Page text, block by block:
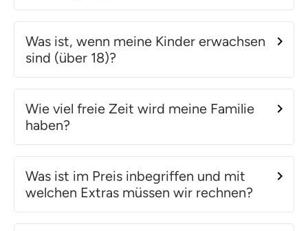
Was ist, wenn meine Kinder erwachsen
sind (über 18)?
Wie viel freie Zeit wird meine Familie
haben?
Was ist im Preis inbegriffen und mit
welchen Extras müssen wir rechnen?